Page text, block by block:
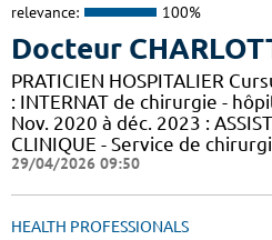
relevance: 100%
Docteur
PRATICIEN HOSPITALIER
: INTERNAT de chirurgie -
Nov. 2020 à déc. 2023 :
CLINIQUE - Service de
29/04/2026 09:50
HEALTH PROFESSIONALS